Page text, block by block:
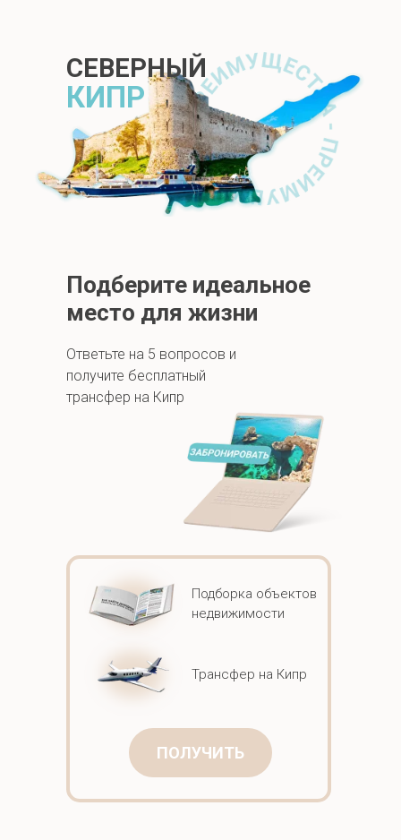
СЕВЕРНЫЙ
КИПР
Подберите идеальное
место для жизни
Ответьте на 5 вопросов и
получите бесплатный
трансфер на Кипр
ПОЛУЧИТЬ
Подборка объектов
недвижимости
Трансфер на Кипр